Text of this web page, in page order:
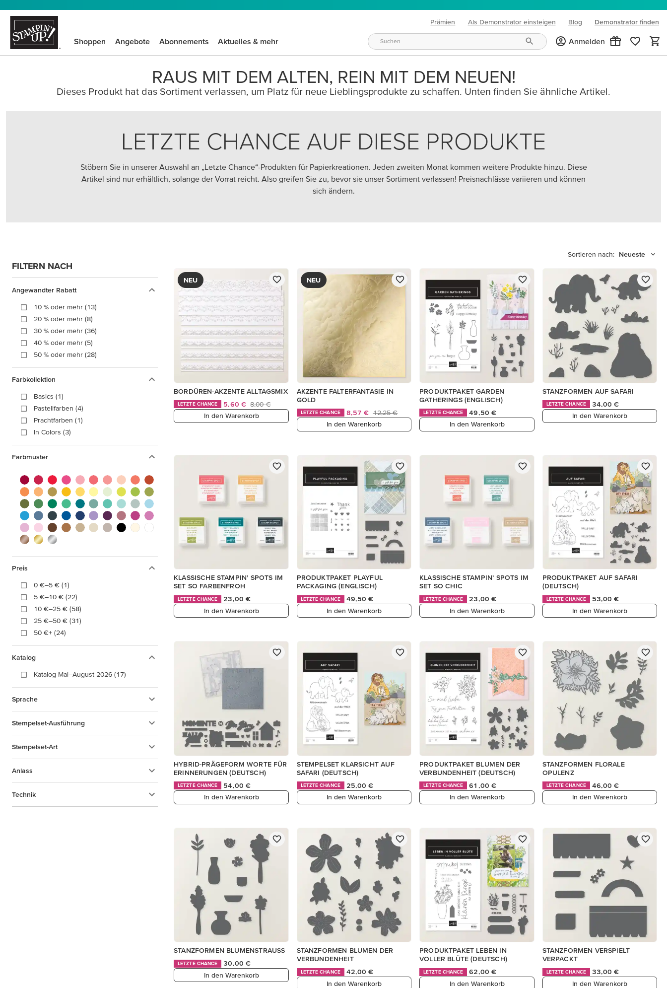
Prämien Als Demonstrator einsteigen Blog
(opens in new tab)
Demonstrator finden
Shoppen Angebote Abonnements Aktuelles & mehr Anmelden
RAUS MIT DEM ALTEN, REIN MIT DEM NEUEN!
Dieses Produkt hat das Sortiment verlassen, um Platz für neue Lieblingsprodukte zu schaffen. Unten finden Sie ähnliche Artikel.
LETZTE CHANCE AUF DIESE PRODUKTE
Stöbern Sie in unserer Auswahl an „Letzte Chance“-Produkten für Papierkreationen. Jeden zweiten Monat kommen weitere Produkte hinzu. Diese
Artikel sind nur erhältlich, solange der Vorrat reicht. Also greifen Sie zu, bevor sie unser Sortiment verlassen! Preisnachlässe variieren und können
sich ändern.
FILTERN NACH
Angewandter Rabatt
10 % oder mehr (13)
20 % oder mehr (8)
30 % oder mehr (36)
40 % oder mehr (5)
50 % oder mehr (28)
Farbkollektion
Basics (1)
Pastellfarben (4)
Prachtfarben (1)
In Colors (3)
Farbmuster
Preis
0 €–5 € (1)
5 €–10 € (22)
10 €–25 € (58)
25 €–50 € (31)
50 €+ (24)
Katalog
Katalog Mai–August 2026 (17)
Sprache
Stempelset-Ausführung
Stempelset-Art
Anlass
Technik
Sortieren nach: Neueste
NEU
BORDÜREN-AKZENTE ALLTAGSMIX
LETZTE CHANCE 5,60 € 8,00 €
In den Warenkorb
NEU
AKZENTE FALTERFANTASIE IN
GOLD
LETZTE CHANCE 8,57 € 12,25 €
In den Warenkorb
PRODUKTPAKET GARDEN
GATHERINGS (ENGLISCH)
LETZTE CHANCE
49,50 €
In den Warenkorb
STANZFORMEN AUF SAFARI
LETZTE CHANCE
34,00 €
In den Warenkorb
KLASSISCHE STAMPIN’ SPOTS IM
SET SO FARBENFROH
LETZTE CHANCE
23,00 €
In den Warenkorb
PRODUKTPAKET PLAYFUL
PACKAGING (ENGLISCH)
LETZTE CHANCE
49,50 €
In den Warenkorb
KLASSISCHE STAMPIN’ SPOTS IM
SET SO CHIC
LETZTE CHANCE
23,00 €
In den Warenkorb
PRODUKTPAKET AUF SAFARI
(DEUTSCH)
LETZTE CHANCE
53,00 €
In den Warenkorb
HYBRID-PRÄGEFORM WORTE FÜR
ERINNERUNGEN (DEUTSCH)
LETZTE CHANCE
54,00 €
In den Warenkorb
STEMPELSET KLARSICHT AUF
SAFARI (DEUTSCH)
LETZTE CHANCE
25,00 €
In den Warenkorb
PRODUKTPAKET BLUMEN DER
VERBUNDENHEIT (DEUTSCH)
LETZTE CHANCE
61,00 €
In den Warenkorb
STANZFORMEN FLORALE
OPULENZ
LETZTE CHANCE
46,00 €
In den Warenkorb
STANZFORMEN BLUMENSTRAUSS
LETZTE CHANCE
30,00 €
In den Warenkorb
STANZFORMEN BLUMEN DER
VERBUNDENHEIT
LETZTE CHANCE
42,00 €
In den Warenkorb
PRODUKTPAKET LEBEN IN
VOLLER BLÜTE (DEUTSCH)
LETZTE CHANCE
62,00 €
In den Warenkorb
STANZFORMEN VERSPIELT
VERPACKT
LETZTE CHANCE
33,00 €
In den Warenkorb